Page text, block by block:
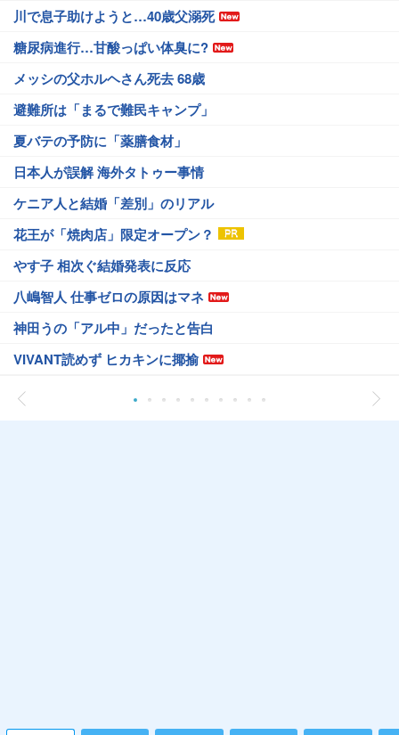
川で息子助けようと…40歳父溺死
糖尿病進行…甘酸っぱい体臭に?
メッシの父ホルヘさん死去 68歳
避難所は「まるで難民キャンプ」
夏バテの予防に「薬膳食材」
日本人が誤解 海外タトゥー事情
ケニア人と結婚「差別」のリアル
花王が「焼肉店」限定オープン？
やす子 相次ぐ結婚発表に反応
八嶋智人 仕事ゼロの原因はマネ
神田うの「アル中」だったと告白
VIVANT読めず ヒカキンに揶揄